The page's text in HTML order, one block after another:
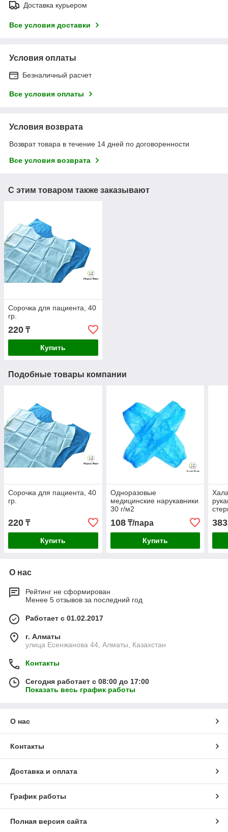
Доставка курьером
Все условия доставки
Условия оплаты
Безналичный расчет
Все условия оплаты
Условия возврата
Возврат товара в течение 14 дней по договоренности
Все условия возврата
С этим товаром также заказывают
Сорочка для пациента, 40
гр.
220 ₸
Купить
Подобные товары компании
Сорочка для пациента, 40
гр.
220 ₸
Купить
Одноразовые
медицинские нарукавники
30 г/м2
108₸/пара
Купить
383
О нас
Рейтинг не сформирован
Менее 5 отзывов за последний год
Работает с 01.02.2017
г. Алматы
улица Есенжанова 44, Алматы, Казахстан
Контакты
Сегодня работает с 08:00 до 17:00
Показать весь график работы
О нас
Контакты
Доставка и оплата
График работы
Полная версия сайта